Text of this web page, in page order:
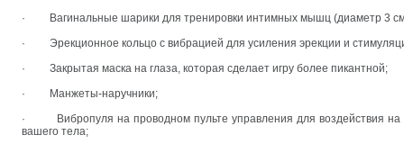
·
Вагинальные шарики для тренировки интимных мышц (диаметр 3
· Эрекционное кольцо с вибрацией для усиления эрекции и
· Закрытая маска на глаза, которая сделает игру более пикантной;
·
Манжеты-наручники;
·
Вибропуля на проводном пульте управления для воздействия
вашего тела;